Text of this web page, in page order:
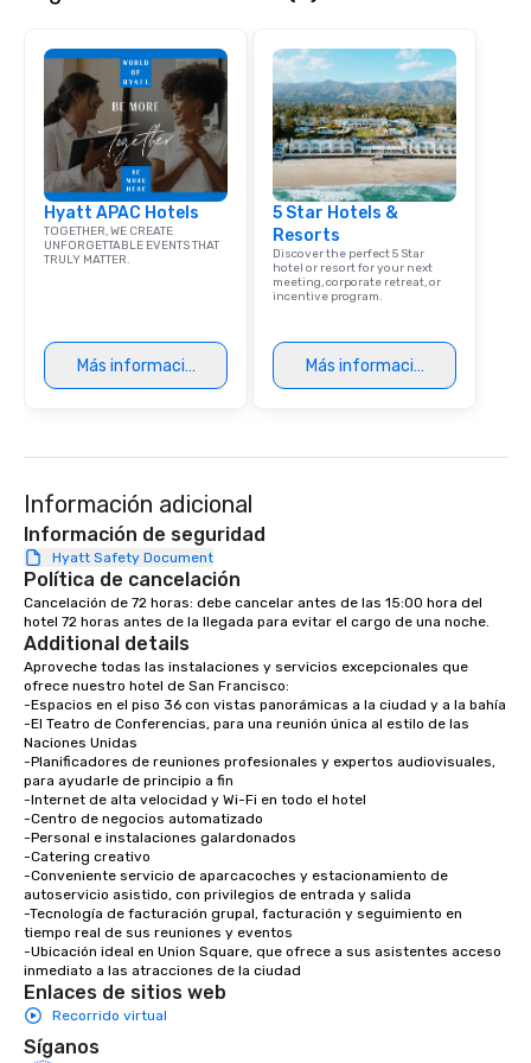
team building. All-Inclusive Group
Dining When meeting
corporate group
Smacking Foodie
group is assured a
experience with three
signature dishes at
person with tax and
included. The only
provides guests a
at various stops. Build Your Network
a typical sit-down
with different people
down at each venue
traverse along the
ways to network, but
Lip Smacking Foodie
choice for any
Stress-Free Booking
enjoy the company of
Hyatt APAC Hotels
TOGETHER, WE CREATE
UNFORGETTABLE EVENTS THAT
TRULY MATTER.
Más información
5 Star Hotels &
Resorts
Discover the perfect 5 Star
hotel or resort for your next
meeting, corporate retreat, or
incentive program.
Más información
Información adicional
Información de seguridad
Hyatt Safety Document
Política de cancelación
Cancelación de 72 horas: debe cancelar antes de las 15:00 hora del
hotel 72 horas antes de la llegada para evitar el cargo de una noche.
Additional details
Aproveche todas las instalaciones y servicios excepcionales que
ofrece nuestro hotel de San Francisco:
-Espacios en el piso 36 con vistas panorámicas a la ciudad y a la bahía
-El Teatro de Conferencias, para una reunión única al estilo de las
Naciones Unidas
-Planificadores de reuniones profesionales y expertos audiovisuales,
para ayudarle de principio a fin
-Internet de alta velocidad y Wi-Fi en todo el hotel
-Centro de negocios automatizado
-Personal e instalaciones galardonados
-Catering creativo
-Conveniente servicio de aparcacoches y estacionamiento de
autoservicio asistido, con privilegios de entrada y salida
-Tecnología de facturación grupal, facturación y seguimiento en
tiempo real de sus reuniones y eventos
-Ubicación ideal en Union Square, que ofrece a sus asistentes acceso
inmediato a las atracciones de la ciudad
Enlaces de sitios web
Recorrido virtual
Síganos